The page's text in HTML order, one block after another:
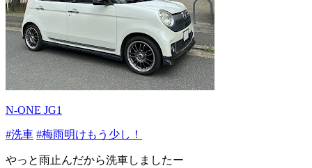
N-ONE JG1
#洗車 #梅雨明けもう少し！
やっと雨止んだから洗車しましたー